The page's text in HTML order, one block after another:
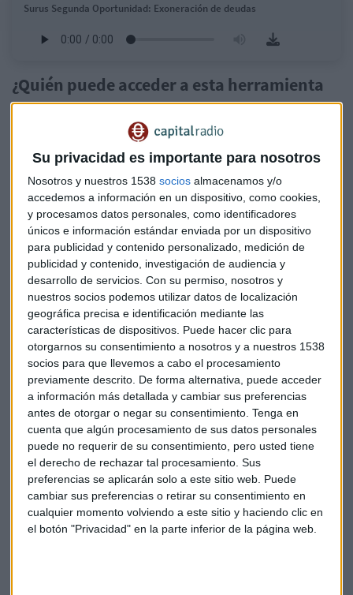
Su privacidad es importante para nosotros
Nosotros y nuestros 1538 socios almacenamos y/o
accedemos a información en un dispositivo, como cookies,
y procesamos datos personales, como identificadores
únicos e información estándar enviada por un dispositivo
para publicidad y contenido personalizado, medición de
publicidad y contenido, investigación de audiencia y
desarrollo de servicios. Con su permiso, nosotros y
nuestros socios podemos utilizar datos de localización
geográfica precisa e identificación mediante las
características de dispositivos. Puede hacer clic para
otorgarnos su consentimiento a nosotros y a nuestros 1538
socios para que llevemos a cabo el procesamiento
previamente descrito. De forma alternativa, puede acceder
a información más detallada y cambiar sus preferencias
antes de otorgar o negar su consentimiento. Tenga en
cuenta que algún procesamiento de sus datos personales
puede no requerir de su consentimiento, pero usted tiene
el derecho de rechazar tal procesamiento. Sus
preferencias se aplicarán solo a este sitio web. Puede
cambiar sus preferencias o retirar su consentimiento en
cualquier momento volviendo a este sitio y haciendo clic en
el botón "Privacidad" en la parte inferior de la página web.
Surus Segunda Oportunidad: Exoneración de deudas
¿Quién puede acceder a esta herramienta
legal?
La exoneración de deudas está dirigida exclusivamente a
personas físicas, incluidos autónomos, perono a
empresas
. El requisito principal es ser un "deudor de buena
fe", alguien cuya insolvencia no haya sido causada por dolo
o culpa grave.
"Esto nos puede pasar a cualquiera", advierte Pardo. "Todos
nos hacemos un estilo de vida asociado normalmente a
nuestros ingresos, pero resulta que pasan muchas cosas: la
gente se queda en el paro, se divorcia, se pone enferma, o ha
prestado una garantía personal a alguien que no ha
cumplido".
Perfil del deudor que busca una segunda
oportunidad
Según datos del Observatorio de la Insolvencia Personal del
Colegio de Abogados de Barcelona,el 59% de quienes
solicitan este procedimiento son hombres, con edades
entre 30 y 70 años.Un cambio significativo reciente es la
nacionalidad: "El 54% de los deudores son de origen
español, pero otros orígenes están ganando terreno,
especialmente el latinoamericano, que ha pasado del 20%